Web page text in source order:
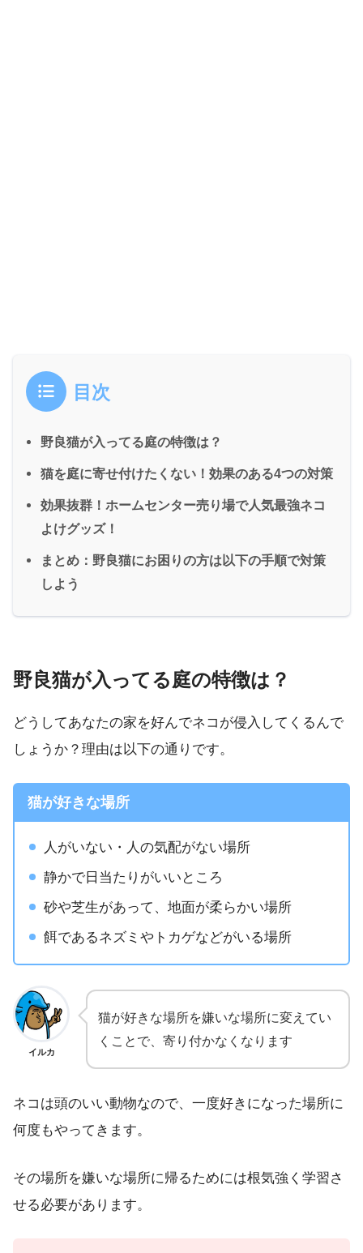
目次
野良猫が入ってる庭の特徴は？
猫を庭に寄せ付けたくない！効果のある4つの対策
効果抜群！ホームセンター売り場で人気最強ネコ
よけグッズ！
まとめ：野良猫にお困りの方は以下の手順で対策
しよう
野良猫が入ってる庭の特徴は？
どうしてあなたの家を好んでネコが侵入してくるんで
しょうか？理由は以下の通りです。
猫が好きな場所
人がいない・人の気配がない場所
静かで日当たりがいいところ
砂や芝生があって、地面が柔らかい場所
餌であるネズミやトカゲなどがいる場所
イルカ
猫が好きな場所を嫌いな場所に変えてい
くことで、寄り付かなくなります
ネコは頭のいい動物なので、一度好きになった場所に
何度もやってきます。
その場所を嫌いな場所に帰るためには根気強く学習さ
せる必要があります。